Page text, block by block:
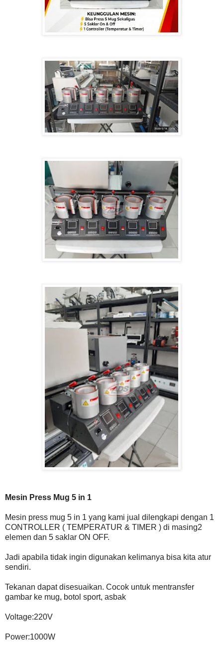
Mesin Press Mug 5 in 1
Mesin press mug 5 in 1 yang kami jual dilengkapi dengan 1
CONTROLLER ( TEMPERATUR & TIMER ) di masing2
elemen dan 5 saklar ON OFF.
Jadi apabila tidak ingin digunakan kelimanya bisa kita atur
sendiri.
Tekanan dapat disesuaikan. Cocok untuk mentransfer
gambar ke mug, botol sport, asbak
Voltage:220V
Power:1000W